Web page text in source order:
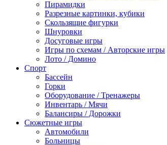
Пирамидки
Разрезные картинки, кубики
Скользящие фигурки
Шнуровки
Досуговые игры
Игры по схемам / Авторские игры
Лото / Домино
Спорт
Бассейн
Горки
Оборудование / Тренажеры
Инвентарь / Мячи
Балансиры / Дорожки
Сюжетные игры
Автомобили
Больницы